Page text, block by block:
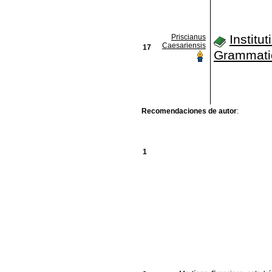
17
Priscianus
Caesariensis
Recomendaciones de autor:
1